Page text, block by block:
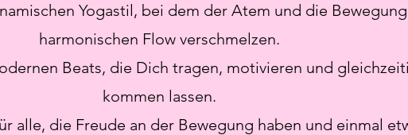
Yogastil, bei dem der Atem und die
harmonischen Flow verschmelzen.
Beats, die Dich tragen, motivieren und
kommen lassen.
alle, die Freude an der Bewegung haben und einmal